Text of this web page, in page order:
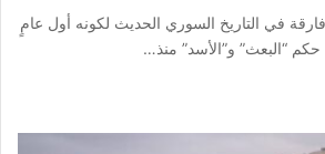
محطة فارقة في التاريخ السوري الحديث لكونه أول عامٍ
“البعث” و”الأسد” منذ…